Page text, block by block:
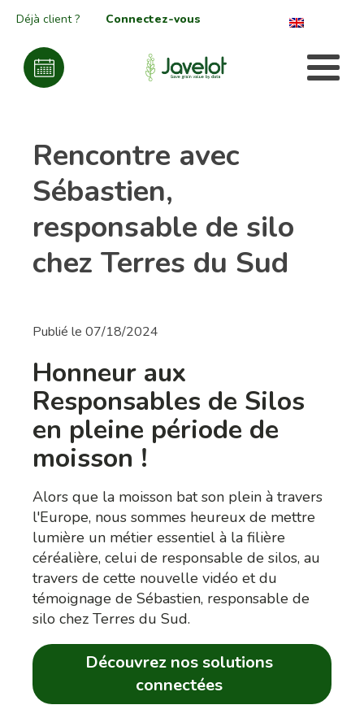
Déjà client ? Connectez-vous
Rencontre avec
Sébastien,
responsable de silo
chez Terres du Sud
Publié le 07/18/2024
Honneur aux
Responsables de Silos
en pleine période de
moisson !
Alors que la moisson bat son plein à travers
l'Europe, nous sommes heureux de mettre
lumière un métier essentiel à la filière
céréalière, celui de responsable de silos, au
travers de cette nouvelle vidéo et du
témoignage de Sébastien, responsable de
silo chez Terres du Sud.
Découvrez nos solutions
connectées